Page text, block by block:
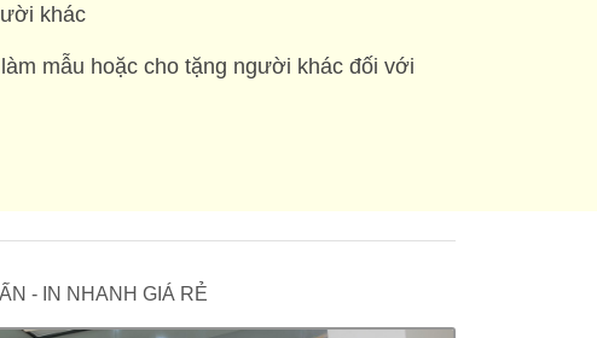
khác
mẫu hoặc cho tặng người khác đối với
- IN NHANH GIÁ RẺ